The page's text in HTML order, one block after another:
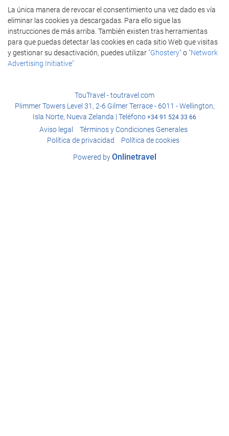
La única manera de revocar el consentimiento una vez dado es vía
eliminar las cookies ya descargadas. Para ello sigue las
instrucciones de más arriba. También existen tras herramientas
para que puedas detectar las cookies en cada sitio Web que visitas
y gestionar su desactivación, puedes utilizar "Ghostery"o "Network
Advertising Initiative"
TouTravel - toutravel.com
Plimmer Towers Level 31, 2-6 Gilmer Terrace - 6011 - Wellington,
Isla Norte, Nueva Zelanda | Teléfono +34 91 524 33 66
Aviso legal
Términos y Condiciones Generales
Política de privacidad
Política de cookies
Powered byOnlinetravel